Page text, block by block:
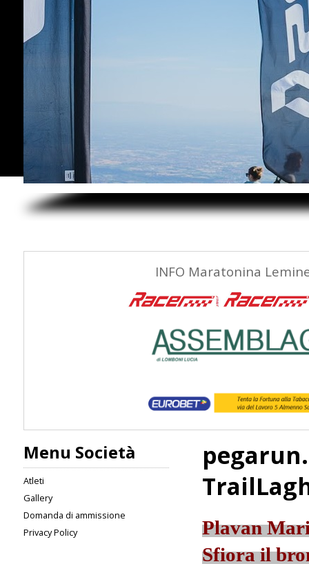
INFO Maratonina
Menu Società
Atleti
Gallery
Domanda di ammissione
Privacy Policy
Plavan
Sfiora il